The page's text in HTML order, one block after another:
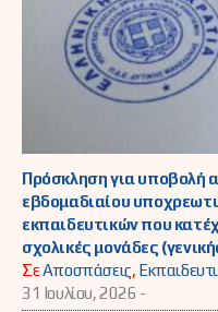
Πρόσκληση για υποβολή
εβδομαδιαίου
εκπαιδευτικών που
σχολικές μονάδες
ΣεΑποσπάσεις,
31 Ιουλίου, 2026 -